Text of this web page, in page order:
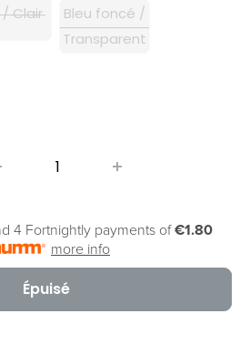
/ Clair
Bleu foncé /
Transparent
4 Fortnightly payments of€1.80
more info
Épuisé